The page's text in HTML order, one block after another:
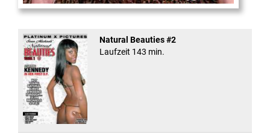
Internal Explosionen
Natural Beauties #2
Laufzeit 143 min.